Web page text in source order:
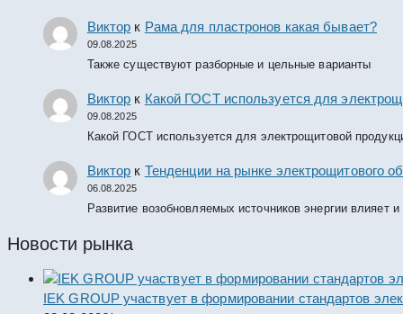
Виктор к Рама для пластронов какая бывает?
09.08.2025
Также существуют разборные и цельные варианты
Виктор к Какой ГОСТ используется для
09.08.2025
Какой ГОСТ используется для электрощитовой
Виктор к Тенденции на рынке электрощитового
06.08.2025
Развитие возобновляемых источников энергии влияет
Новости рынка
IEK GROUP участвует в формировании стандартов